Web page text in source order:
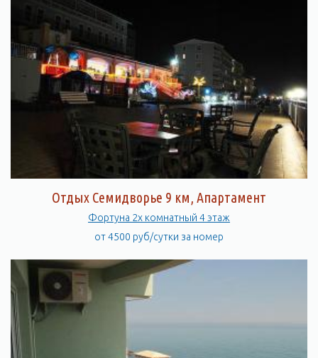
Отдых Семидворье 9 км, Апартамент
Фортуна 2х комнатный 4 этаж
от 4500 руб/сутки за номер